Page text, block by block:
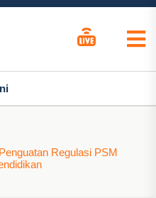
Regulasi PSM